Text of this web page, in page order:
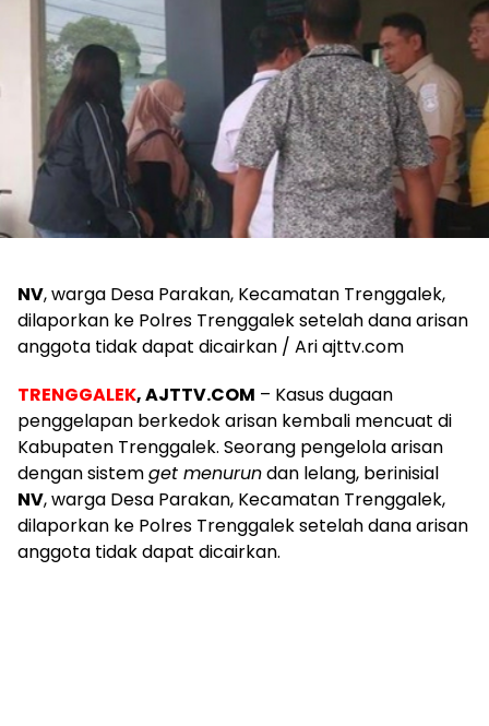
NV, warga Desa Parakan, Kecamatan Trenggalek,
dilaporkan ke Polres Trenggalek setelah dana arisan
anggota tidak dapat dicairkan / Ari ajttv.com
TRENGGALEK, AJTTV.COM – Kasus dugaan
penggelapan berkedok arisan kembali mencuat di
Kabupaten Trenggalek. Seorang pengelola arisan
dengan sistemget menurundan lelang, berinisial
NV, warga Desa Parakan, Kecamatan Trenggalek,
dilaporkan ke Polres Trenggalek setelah dana arisan
anggota tidak dapat dicairkan.